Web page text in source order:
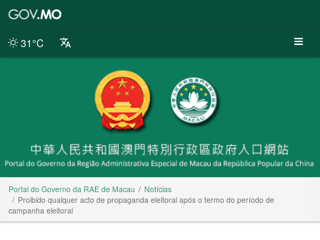
da
31°C
Portal do Governo da RAE de Macau
Notícias
Proibido qualquer acto de propaganda eleitoral após o termo do período de
campanha eleitoral